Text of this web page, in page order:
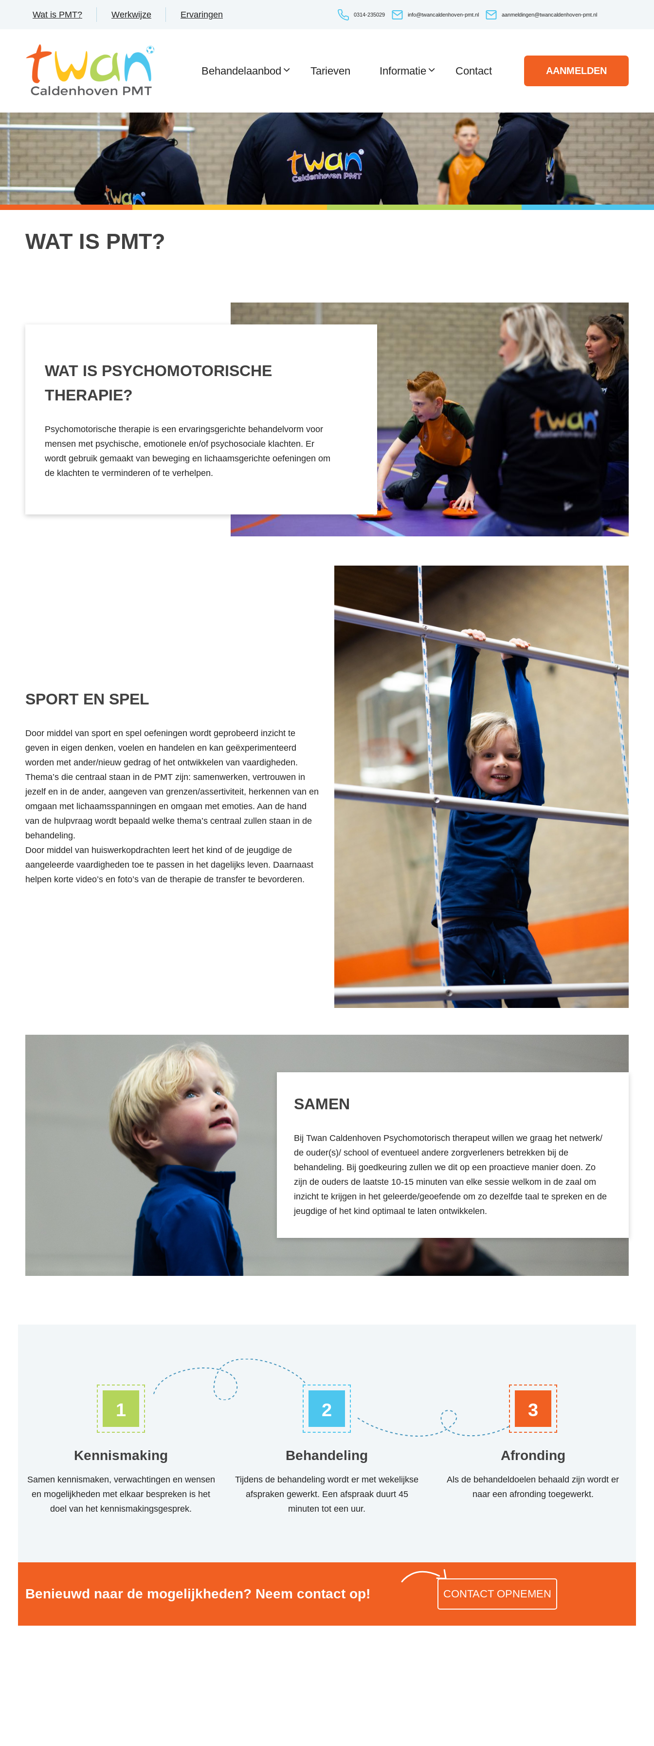
Wat is PMT? Werkwijze Ervaringen 0314-235029 info@twancaldenhoven-pmt.nl aanmeldingen@twancaldenhoven-pmt.nl
Behandelaanbod Tarieven Informatie Contact AANMELDEN
WAT IS PMT?
WAT IS PSYCHOMOTORISCHE
THERAPIE?
Psychomotorische therapie is een ervaringsgerichte behandelvorm voor
mensen met psychische, emotionele en/of psychosociale klachten. Er
wordt gebruik gemaakt van beweging en lichaamsgerichte oefeningen om
de klachten te verminderen of te verhelpen.
SPORT EN SPEL
Door middel van sport en spel oefeningen wordt geprobeerd inzicht te
geven in eigen denken, voelen en handelen en kan geëxperimenteerd
worden met ander/nieuw gedrag of het ontwikkelen van vaardigheden.
Thema’s die centraal staan in de PMT zijn: samenwerken, vertrouwen in
jezelf en in de ander, aangeven van grenzen/assertiviteit, herkennen van en
omgaan met lichaamsspanningen en omgaan met emoties. Aan de hand
van de hulpvraag wordt bepaald welke thema’s centraal zullen staan in de
behandeling.
Door middel van huiswerkopdrachten leert het kind of de jeugdige de
aangeleerde vaardigheden toe te passen in het dagelijks leven. Daarnaast
helpen korte video’s en foto’s van de therapie de transfer te bevorderen.
SAMEN
Bij Twan Caldenhoven Psychomotorisch therapeut willen we graag het netwerk/
de ouder(s)/ school of eventueel andere zorgverleners betrekken bij de
behandeling. Bij goedkeuring zullen we dit op een proactieve manier doen. Zo
zijn de ouders de laatste 10-15 minuten van elke sessie welkom in de zaal om
inzicht te krijgen in het geleerde/geoefende om zo dezelfde taal te spreken en de
jeugdige of het kind optimaal te laten ontwikkelen.
1
Kennismaking
Samen kennismaken, verwachtingen en wensen
en mogelijkheden met elkaar bespreken is het
doel van het kennismakingsgesprek.
2
Behandeling
Tijdens de behandeling wordt er met wekelijkse
afspraken gewerkt. Een afspraak duurt 45
minuten tot een uur.
3
Afronding
Als de behandeldoelen behaald zijn wordt er
naar een afronding toegewerkt.
Benieuwd naar de mogelijkheden? Neem contact op! CONTACT OPNEMEN